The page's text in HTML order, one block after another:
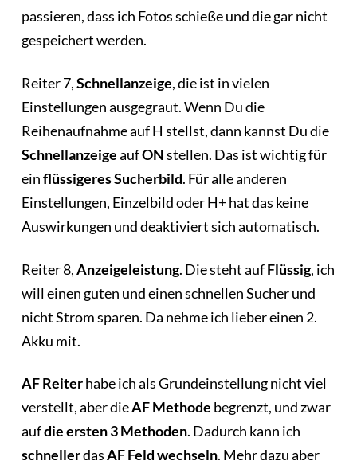
passieren, dass ich Fotos schieße und die gar nicht
gespeichert werden.
Reiter 7,Schnellanzeige, die ist in vielen
Einstellungen ausgegraut. Wenn Du die
Reihenaufnahme auf H stellst, dann kannst Du die
SchnellanzeigeaufONstellen. Das ist wichtig für
einflüssigeres Sucherbild. Für alle anderen
Einstellungen, Einzelbild oder H+ hat das keine
Auswirkungen und deaktiviert sich automatisch.
Reiter 8,Anzeigeleistung. Die steht aufFlüssig, ich
will einen guten und einen schnellen Sucher und
nicht Strom sparen. Da nehme ich lieber einen 2.
Akku mit.
AF Reiterhabe ich als Grundeinstellung nicht viel
verstellt, aber dieAF Methode begrenzt, und zwar
aufdie ersten 3 Methoden. Dadurch kann ich
schnellerdasAF Feld wechseln. Mehr dazu aber